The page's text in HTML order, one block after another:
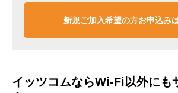
新規ご加入希望の方お申込み
イッツコムならWi-Fi以外にも